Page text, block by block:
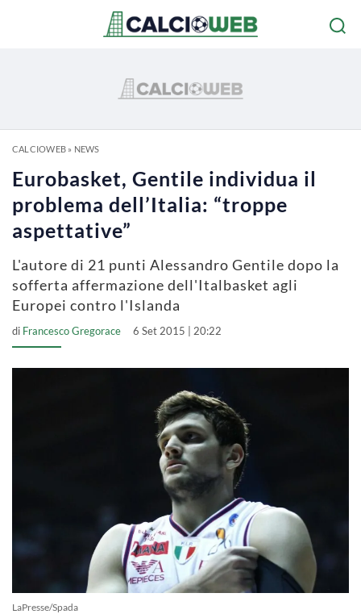
CALCIOWEB» NEWS
Eurobasket, Gentile individua il
problema dell’Italia: “troppe
aspettative”
L'autore di 21 punti Alessandro Gentile dopo la
sofferta affermazione dell'Italbasket agli
Europei contro l'Islanda
di Francesco Gregorace 6 Set 2015 | 20:22
LaPresse/Spada